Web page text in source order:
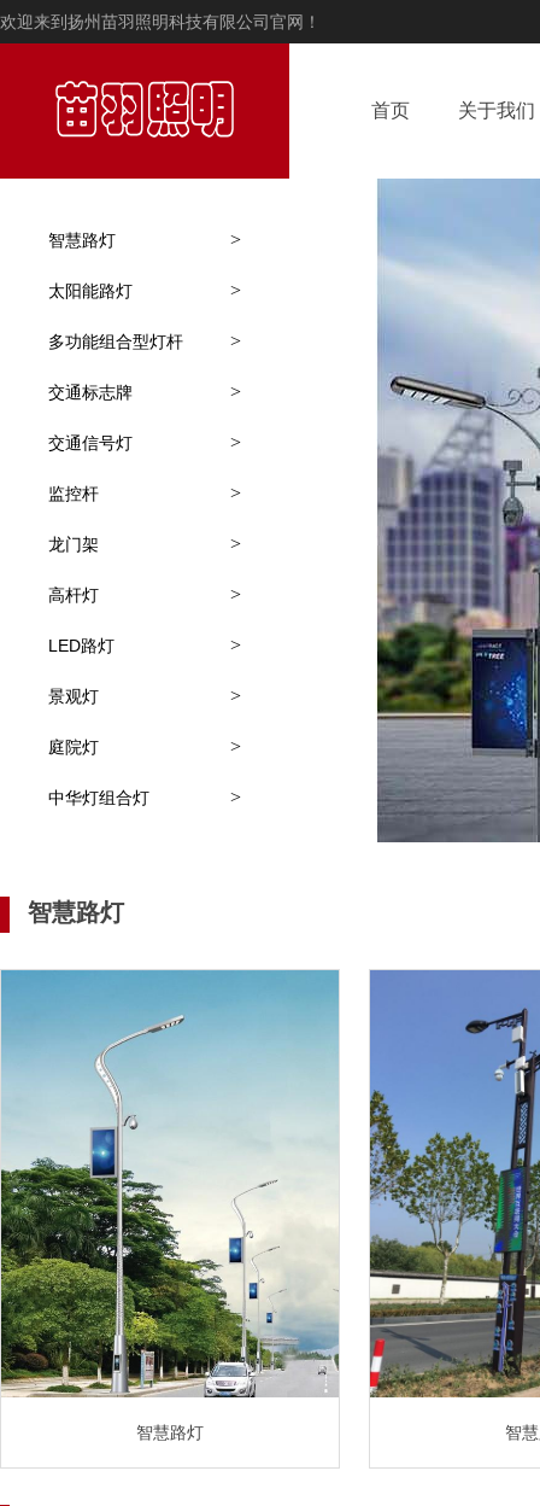
欢迎来到扬州苗羽照明科技有限公司官网！
智慧路灯 >
太阳能路灯 >
多功能组合型灯杆 >
交通标志牌 >
交通信号灯 >
监控杆 >
龙门架 >
高杆灯 >
LED路灯 >
景观灯 >
庭院灯 >
中华灯组合灯 >
首页 关于我们
智慧路灯
智慧路灯 智